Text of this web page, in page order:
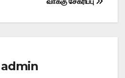
admin